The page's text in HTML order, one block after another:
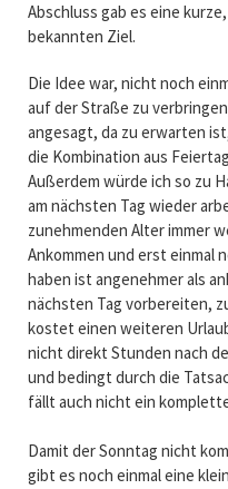
Abschluss gab es eine
bekannten Ziel.
Die Idee war, nicht noch
auf der Straße zu
angesagt, da zu erwarten
die Kombination aus
Außerdem würde ich so zu
am nächsten Tag wieder
zunehmenden Alter immer
Ankommen und erst einmal
haben ist angenehmer als
nächsten Tag vorbereiten,
kostet einen weiteren
nicht direkt Stunden nach
und bedingt durch die
fällt auch nicht ein
Damit der Sonntag nicht
gibt es noch einmal eine